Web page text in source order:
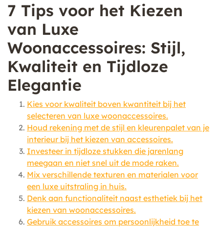
7 Tips voor het Kiezen
van Luxe
Woonaccessoires: Stijl,
Kwaliteit en Tijdloze
Elegantie
Kies voor kwaliteit boven kwantiteit bij het
selecteren van luxe woonaccessoires.
Houd rekening met de stijl en kleurenpalet van je
interieur bij het kiezen van accessoires.
Investeer in tijdloze stukken die jarenlang
meegaan en niet snel uit de mode raken.
Mix verschillende texturen en materialen voor
een luxe uitstraling in huis.
Denk aan functionaliteit naast esthetiek bij het
kiezen van woonaccessoires.
Gebruik accessoires om persoonlijkheid toe te